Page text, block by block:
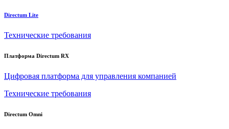
Directum Lite
Технические требования
Платформа Directum RX
Цифровая платформа для управления компанией
Технические требования
Directum Omni